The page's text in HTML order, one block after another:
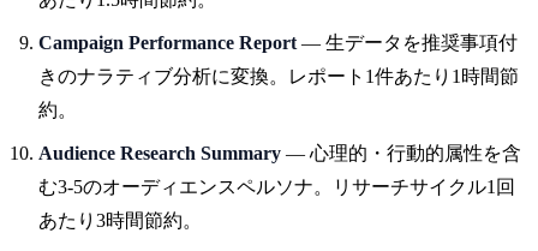
Campaign Performance Report — 生データを推奨事項付
きのナラティブ分析に変換。レポート1件あたり1時間節
約。
Audience Research Summary — 心理的・行動的属性を含
む3-5のオーディエンスペルソナ。リサーチサイクル1回
あたり3時間節約。